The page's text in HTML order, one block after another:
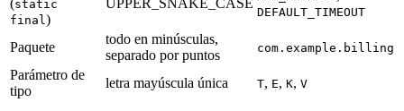
static
final ) DEFAULT_TIMEOUT
Paquete
todo en minúsculas,
separado por puntos
com.example.billing
Parámetro de
tipo
letra mayúscula única T, E, K, V